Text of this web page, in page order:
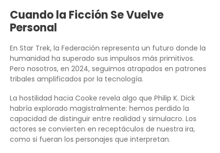
Cuando la Ficción Se Vuelve
Personal
En Star Trek, la Federación representa un futuro donde la
humanidad ha superado sus impulsos más primitivos.
Pero nosotros, en 2024, seguimos atrapados en patrones
tribales amplificados por la tecnología.
La hostilidad hacia Cooke revela algo que Philip K. Dick
habría explorado magistralmente: hemos perdido la
capacidad de distinguir entre realidad y simulacro. Los
actores se convierten en receptáculos de nuestra ira,
como si fueran los personajes que interpretan.